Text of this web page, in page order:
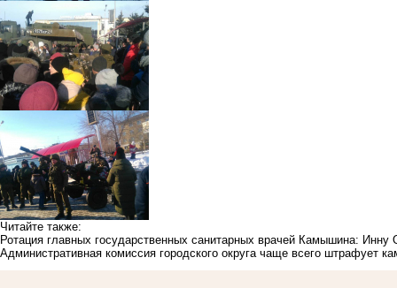
Читайте также:
Ротация главных государственных санитарных врачей Камышина:
Административная комиссия городского округа чаще всего штрафует